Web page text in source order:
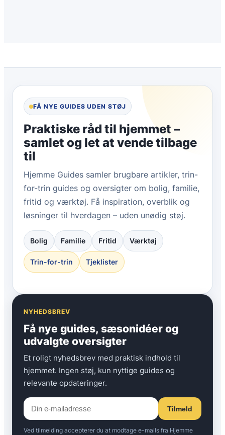
FÅ NYE GUIDES UDEN STØJ
Praktiske råd til hjemmet –
samlet og let at vende tilbage
til
Hjemme Guides samler brugbare artikler, trin-
for-trin guides og oversigter om bolig, familie,
fritid og værktøj. Få inspiration, overblik og
løsninger til hverdagen – uden unødig støj.
Bolig Familie Fritid Værktøj
Trin-for-trin Tjeklister
NYHEDSBREV
Få nye guides, sæsonidéer og
udvalgte oversigter
Et roligt nyhedsbrev med praktisk indhold til
hjemmet. Ingen støj, kun nyttige guides og
relevante opdateringer.
Tilmeld
Ved tilmelding accepterer du at modtage e-mails fra Hjemme